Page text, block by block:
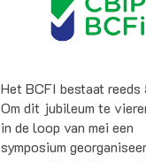
Het BCFI bestaat
Om dit jubileum te
in de loop van mei een
symposium